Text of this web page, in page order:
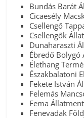
Bundás Barát
Cicaesély
Csellengő
Csellengők
Dunaharaszti
Ébredő Bolygó
Élethang
Északbalatoni
Fekete István
Felemás
Fema
Fenevadak